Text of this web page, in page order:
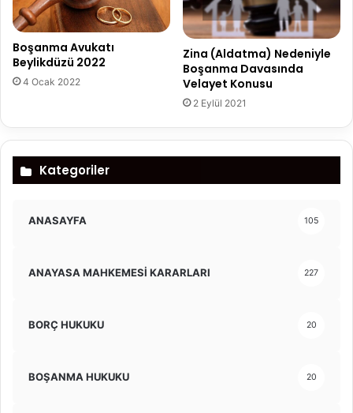
Boşanma Avukatı
Beylikdüzü 2022
4 Ocak 2022
Zina (Aldatma) Nedeniyle
Boşanma Davasında
Velayet Konusu
2 Eylül 2021
Kategoriler
ANASAYFA 105
ANAYASA MAHKEMESİ KARARLARI 227
BORÇ HUKUKU 20
BOŞANMA HUKUKU 20